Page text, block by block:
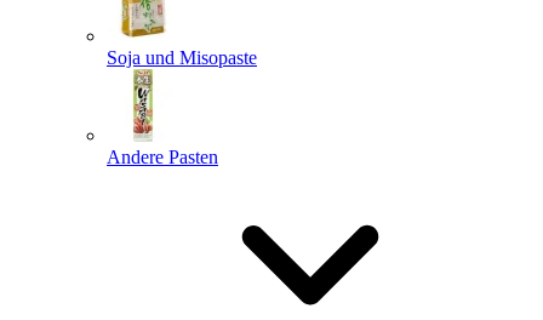
Soja und Misopaste
Andere Pasten